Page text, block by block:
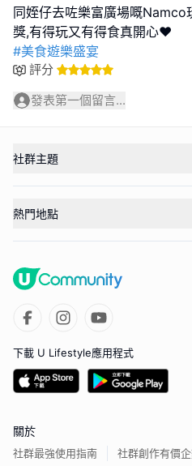
同姪仔去咗樂富廣場嘅
#美食遊樂盛宴
評分
發表第一個留言...
社群主題
熱門地點
下載 U Lifestyle應用程式
關於
社群最強使用指南 社群創作有價